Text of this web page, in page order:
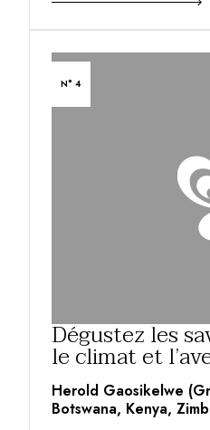
N° 4
Dégustez les
le climat et
Herold Gaosikelwe
Botswana, Kenya,